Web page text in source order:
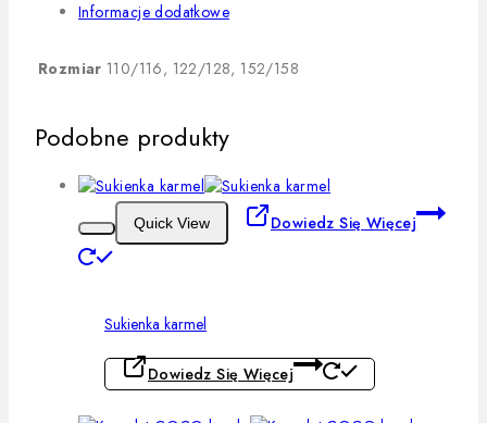
Informacje dodatkowe
Rozmiar 110/116, 122/128, 152/158
Podobne produkty
Quick View Dowiedz Się Więcej
Sukienka karmel
Dowiedz Się Więcej